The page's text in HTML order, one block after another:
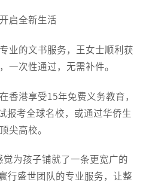
启全新生活
业的文书服务，王女士顺利获
一次性通过，无需补件。
香港享受15年免费义务教育，
报考全球名校，或通过华侨生
尖高校。
为孩子铺就了一条更宽广的
行盛世团队的专业服务，让整